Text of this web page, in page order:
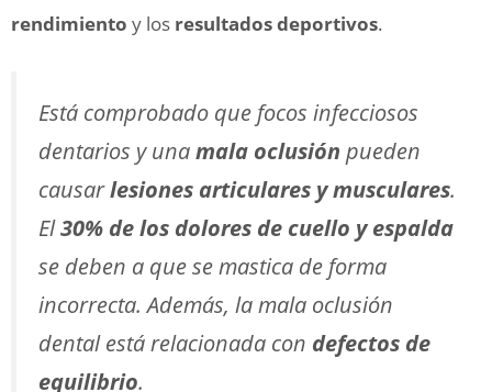
rendimiento y los resultados deportivos.
Está comprobado que focos infecciosos
dentarios y unamala oclusión pueden
causarlesiones articulares y musculares.
El30% de los dolores de cuello y espalda
se deben a que se mastica de forma
incorrecta. Además, la mala oclusión
dental está relacionada con defectos de
equilibrio.